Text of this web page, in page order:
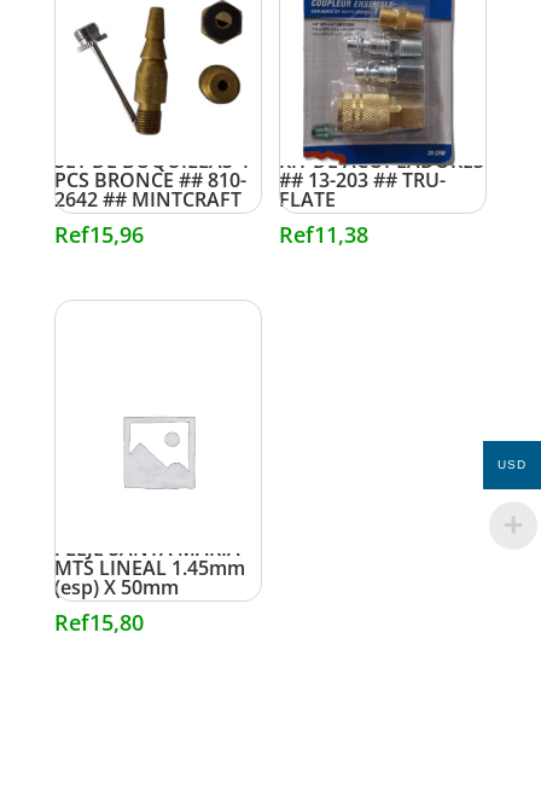
SET DE BOQUILLAS 4
PCS BRONCE ## 810-
2642 ## MINTCRAFT
Ref15,96
KIT DE ACOPLADORES
## 13-203 ## TRU-
FLATE
Ref11,38
FLEJE SANTA MARIA
MTS LINEAL 1.45mm
(esp) X 50mm
Ref15,80
USD